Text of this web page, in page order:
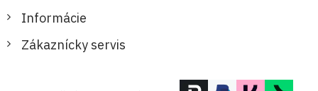
Informácie
Zákaznícky servis